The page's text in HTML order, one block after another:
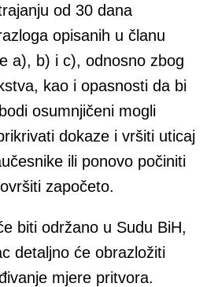
od 30 dana
opisanih u članu
a), b) i c), odnosno zbog
kao i opasnosti da bi
osumnjičeni mogli
dokaze i vršiti uticaj
ili ponovo počiniti
započeto.
biti održano u Sudu BiH,
detaljno će obrazložiti
mjere pritvora.